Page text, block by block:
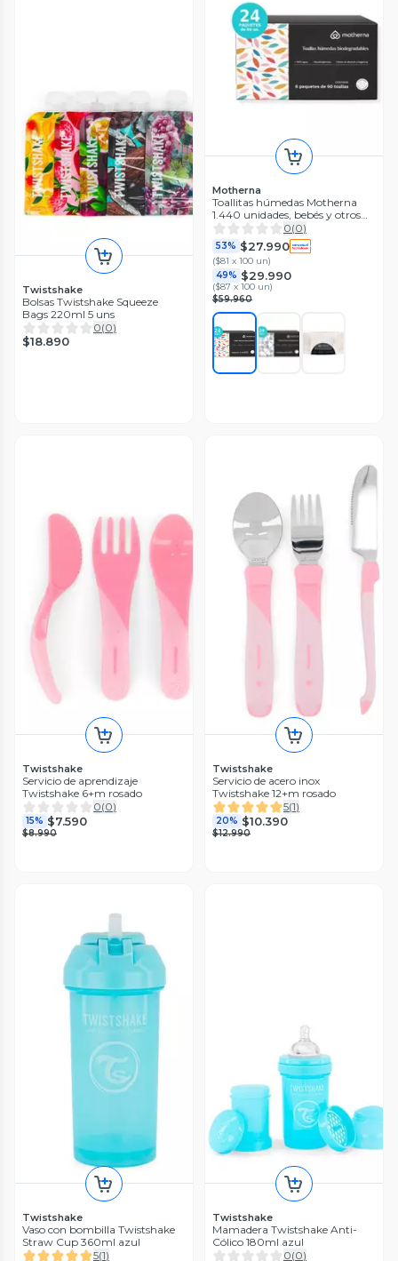
Twistshake
Bolsas Twistshake Squeeze
Bags 220ml 5 uns
0(0)
$18.890
Motherna
Toallitas húmedas Motherna
1.440 unidades, bebés y otros
usos
0(0)
53% $27.990
($81 x 100 un)
49% $29.990
($87 x 100 un)
$59.960
Twistshake
Servicio de aprendizaje
Twistshake 6+m rosado
0(0)
15% $7.590
$8.990
Twistshake
Servicio de acero inox
Twistshake 12+m rosado
5(1)
20% $10.390
$12.990
Twistshake
Vaso con bombilla Twistshake
Straw Cup 360ml azul
5(1)
Twistshake
Mamadera Twistshake Anti-
Cólico 180ml azul
0(0)